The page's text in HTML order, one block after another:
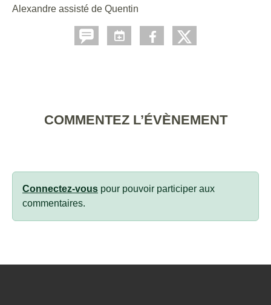
Alexandre assisté de Quentin
COMMENTEZ L’ÉVÈNEMENT
Connectez-vous pour pouvoir participer aux
commentaires.